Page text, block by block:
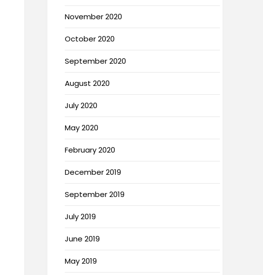
November 2020
October 2020
September 2020
August 2020
July 2020
May 2020
February 2020
December 2019
September 2019
July 2019
June 2019
May 2019